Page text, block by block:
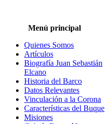
Menú principal
Quienes Somos
Artículos
Biografía Juan Sebastián
Elcano
Historia del Barco
Datos Relevantes
Vinculación a la Corona
Características del Buque
Misiones